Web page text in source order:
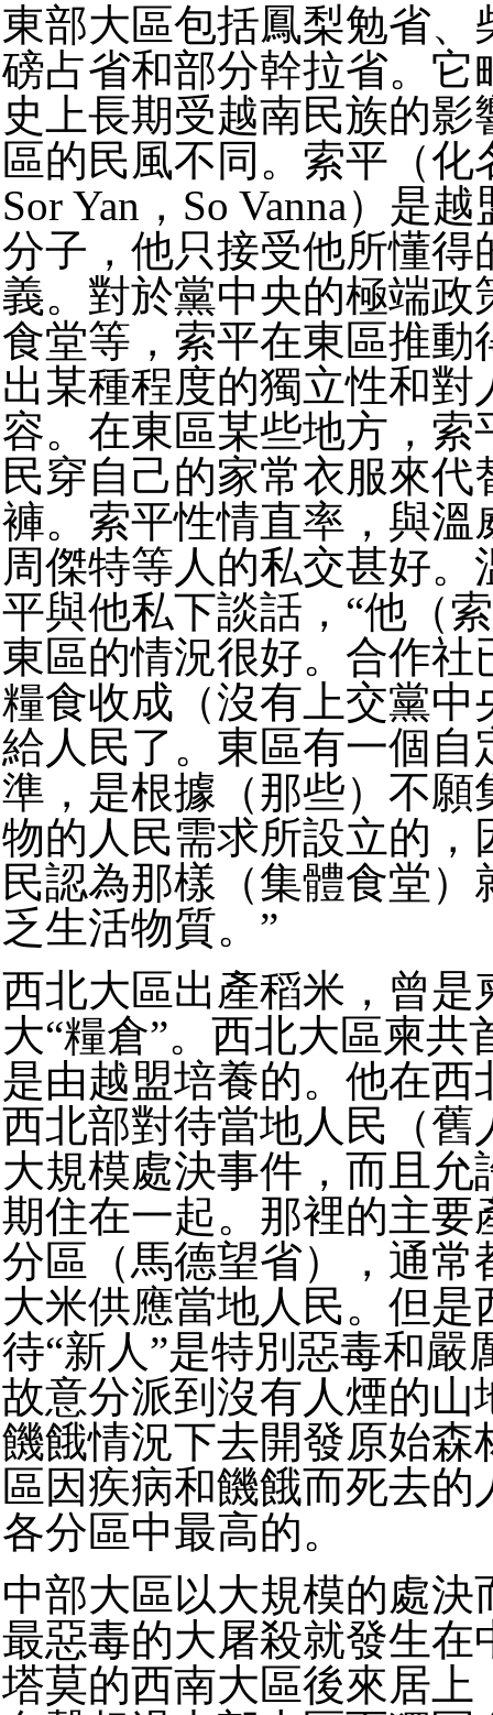
東部大區包括鳳梨勉省、
磅占省和部分幹拉省。它
史上長期受越南民族的影
區的民風不同。索平（化
Sor Yan，So Vanna）是
分子，他只接受他所懂得
義。對於黨中央的極端政
食堂等，索平在東區推動
出某種程度的獨立性和對
容。在東區某些地方，索
民穿自己的家常衣服來代
褲。索平性情直率，與溫
周傑特等人的私交甚好。
平與他私下談話，“他（
東區的情況很好。合作社
糧食收成（沒有上交黨中
給人民了。東區有一個自
準，是根據（那些）不願
物的人民需求所設立的，
民認為那樣（集體食堂）
乏生活物質。”
西北大區出產稻米，曾是
大“糧倉”。西北大區柬共
是由越盟培養的。他在西
西北部對待當地人民（舊
大規模處決事件，而且允
期住在一起。那裡的主要
分區（馬德望省），通常
大米供應當地人民。但是
待“新人”是特別惡毒和嚴
故意分派到沒有人煙的山
饑餓情況下去開發原始森
區因疾病和饑餓而死去的
各分區中最高的。
中部大區以大規模的處決
最惡毒的大屠殺就發生在
塔莫的西南大區後來居上